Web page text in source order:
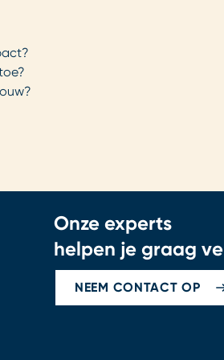
Onze experts
helpen je graag
NEEM CONTACT OP